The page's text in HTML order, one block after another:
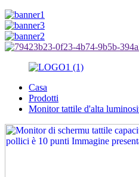
Casa
Prodotti
Monitor tattile d'alta